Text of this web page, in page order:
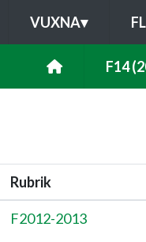
VUXNA▾
F14
Rubrik
F2012-2013